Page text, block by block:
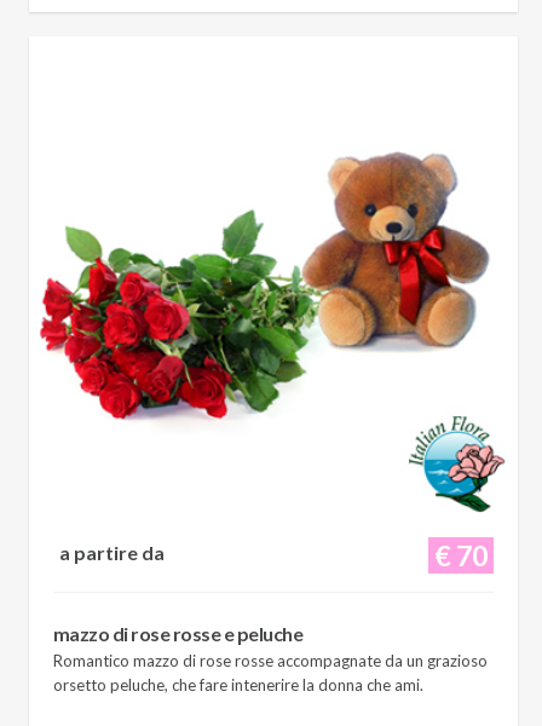
€ 70
a partire da
mazzo di rose rosse e peluche
Romantico mazzo di rose rosse accompagnate da un grazioso
orsetto peluche, che fare intenerire la donna che ami.